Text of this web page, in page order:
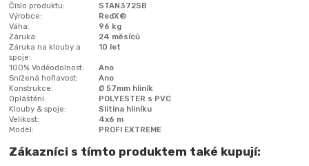
Číslo produktu:
STAN372SB
Výrobce:
RedX®
Váha:
96 kg
Záruka:
24 měsíců
Záruka na klouby a
spoje:
10 let
100% Voděodolnost:
Ano
Snížená hořlavost:
Ano
Konstrukce:
Ø 57mm hliník
Opláštění:
POLYESTER s PVC
Klouby & spoje:
Slitina hliníku
Velikost:
4x6 m
Model:
PROFI EXTREME
Zákazníci s tímto produktem také kupují: